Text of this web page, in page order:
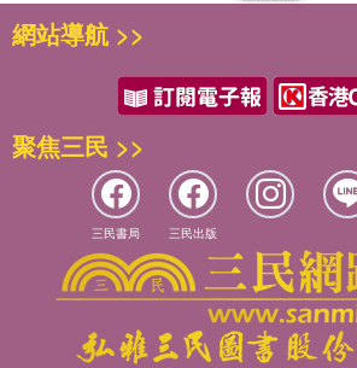
網站導航 >>
聚焦三民 >>
三民書局 三民出版